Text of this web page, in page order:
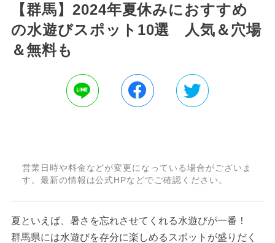
【群馬】2024年夏休みにおすすめ
の水遊びスポット10選 人気＆穴場
＆無料も
営業日時や料金などが変更になっている場合がございま
す。最新の情報は公式HPなどでご確認ください。
夏といえば、暑さを忘れさせてくれる水遊びが一番！
群馬県には水遊びを存分に楽しめるスポットが盛りだく